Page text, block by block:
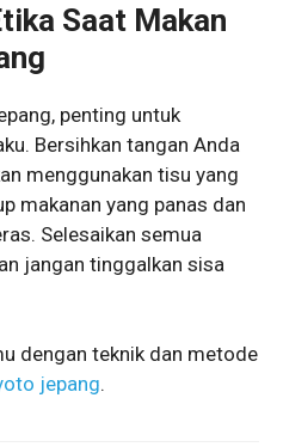
Saat Makan
penting untuk
Bersihkan tangan Anda
menggunakan tisu yang
makanan yang panas dan
Selesaikan semua
jangan tinggalkan sisa
dengan teknik dan metode
jepang.